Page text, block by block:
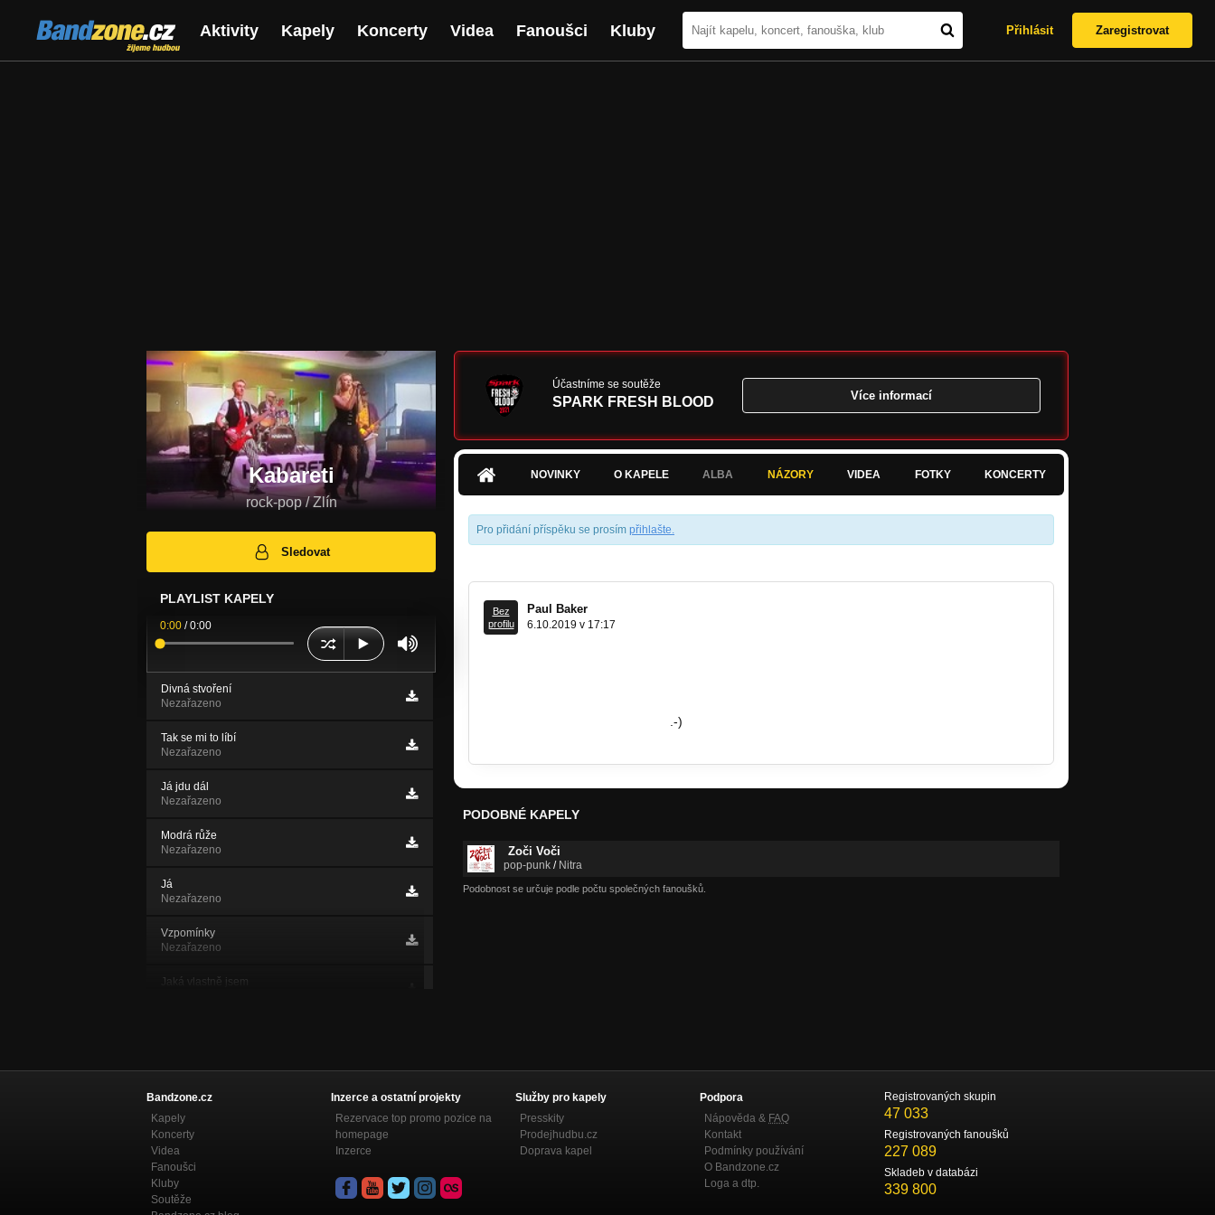
Bandzone.cz
žijeme hudbou
Aktivity Kapely Koncerty Videa Fanoušci Kluby Přihlásit Zaregistrovat
Kabareti
rock-pop / Zlín
Sledovat
PLAYLIST KAPELY
0:00 /0:00
Divná stvoření
Nezařazeno
Tak se mi to líbí
Nezařazeno
Já jdu dál
Nezařazeno
Modrá růže
Nezařazeno
Já
Nezařazeno
Vzpomínky
Nezařazeno
Jaká vlastně jsem
Nezařazeno
Nápadík
Nezařazeno
Lítáme v iluzích
Nezařazeno
Účastníme se soutěže
SPARK FRESH BLOOD Více informací
NOVINKY O KAPELE ALBA NÁZORY VIDEA FOTKY KONCERTY
Pro přidání příspěku se prosím přihlašte.
Bez
profilu
Paul Baker
6.10.2019 v 17:17
.-)
PODOBNÉ KAPELY
Zoči Voči
pop-punk / Nitra
Podobnost se určuje podle počtu společných fanoušků.
Bandzone.cz
Kapely
Koncerty
Videa
Fanoušci
Kluby
Soutěže
Inzerce a ostatní projekty
Rezervace top promo pozice na
homepage
Inzerce
Služby pro kapely
Presskity
Prodejhudbu.cz
Doprava kapel
Podpora
Nápověda & FAQ
Kontakt
Podmínky používání
O Bandzone.cz
Loga a dtp.
Registrovaných skupin
47 033
Registrovaných fanoušků
227 089
Skladeb v databázi
339 800